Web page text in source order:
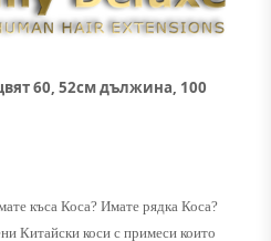
60, 52см дължина, 100
къса Коса? Имате рядка Коса?
Китайски коси с примеси които